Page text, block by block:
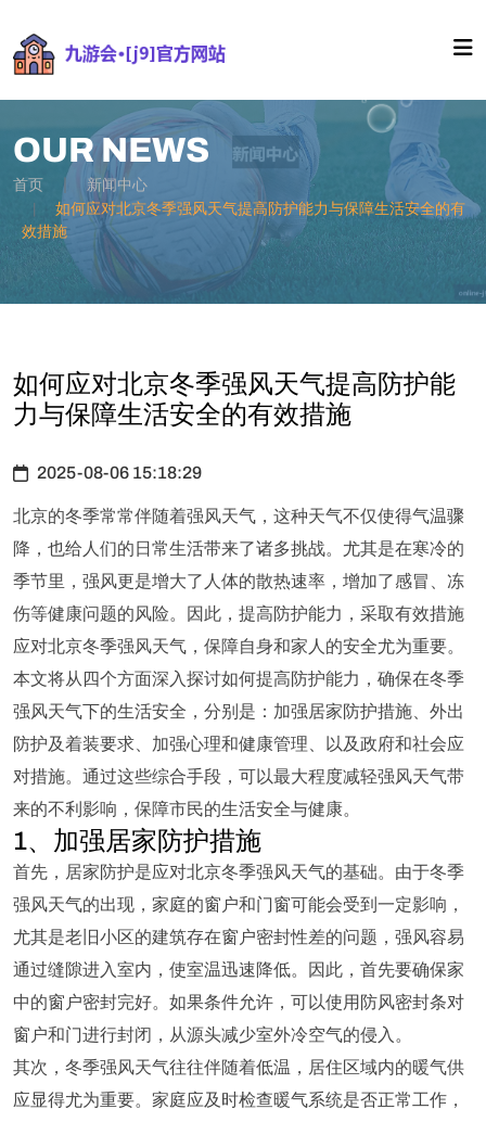
OUR NEWS
首页
新闻中心
如何应对北京冬季强风天气提高防护能力与保障生活安全的有
效措施
如何应对北京冬季强风天气提高防护能
力与保障生活安全的有效措施
2025-08-06 15:18:29
北京的冬季常常伴随着强风天气，这种天气不仅使得气温骤
降，也给人们的日常生活带来了诸多挑战。尤其是在寒冷的
季节里，强风更是增大了人体的散热速率，增加了感冒、冻
伤等健康问题的风险。因此，提高防护能力，采取有效措施
应对北京冬季强风天气，保障自身和家人的安全尤为重要。
本文将从四个方面深入探讨如何提高防护能力，确保在冬季
强风天气下的生活安全，分别是：加强居家防护措施、外出
防护及着装要求、加强心理和健康管理、以及政府和社会应
对措施。通过这些综合手段，可以最大程度减轻强风天气带
来的不利影响，保障市民的生活安全与健康。
1、加强居家防护措施
首先，居家防护是应对北京冬季强风天气的基础。由于冬季
强风天气的出现，家庭的窗户和门窗可能会受到一定影响，
尤其是老旧小区的建筑存在窗户密封性差的问题，强风容易
通过缝隙进入室内，使室温迅速降低。因此，首先要确保家
中的窗户密封完好。如果条件允许，可以使用防风密封条对
窗户和门进行封闭，从源头减少室外冷空气的侵入。
其次，冬季强风天气往往伴随着低温，居住区域内的暖气供
应显得尤为重要。家庭应及时检查暖气系统是否正常工作，